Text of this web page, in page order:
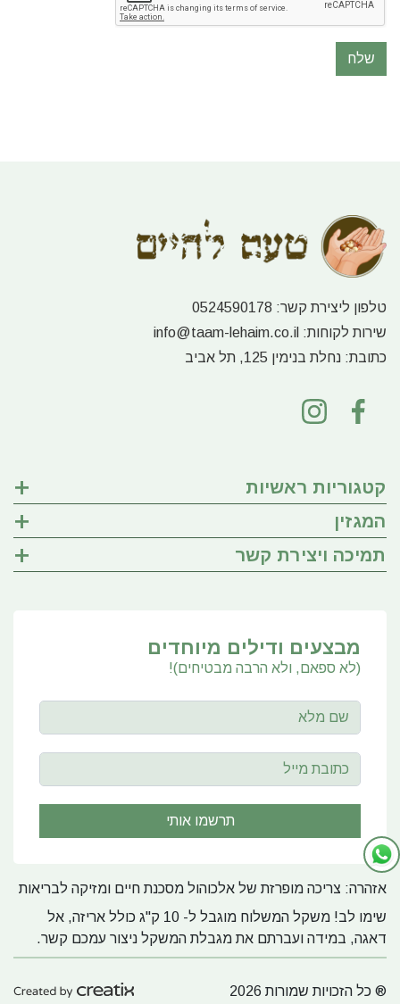
שלח
טלפון ליצירת קשר: 0524590178
שירות לקוחות: info@taam-lehaim.co.il
כתובת: נחלת בנימין 125, תל אביב
קטגוריות ראשיות
המגזין
תמיכה ויצירת קשר
מבצעים ודילים מיוחדים
(לא ספאם, ולא הרבה מבטיחים)!
אזהרה: צריכה מופרזת של אלכוהול מסכנת חיים ומזיקה לבריאות
שימו לב! משקל המשלוח מוגבל ל- 10 ק"ג כולל אריזה, אל
דאגה, במידה ועברתם את מגבלת המשקל ניצור עמכם קשר.
® כל הזכויות שמורות 2026